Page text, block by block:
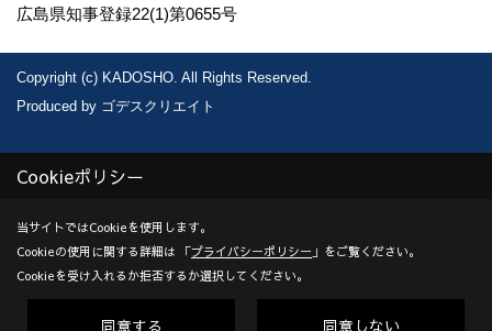
広島県知事登録22(1)第0655号
Copyright (c) KADOSHO. All Rights Reserved.
Produced by ゴデスクリエイト
Cookieポリシー
当サイトではCookieを使用します。
Cookieの使用に関する詳細は 「プライバシーポリシー 」をご覧ください。
Cookieを受け入れるか拒否するか選択してください。
同意する 同意しない